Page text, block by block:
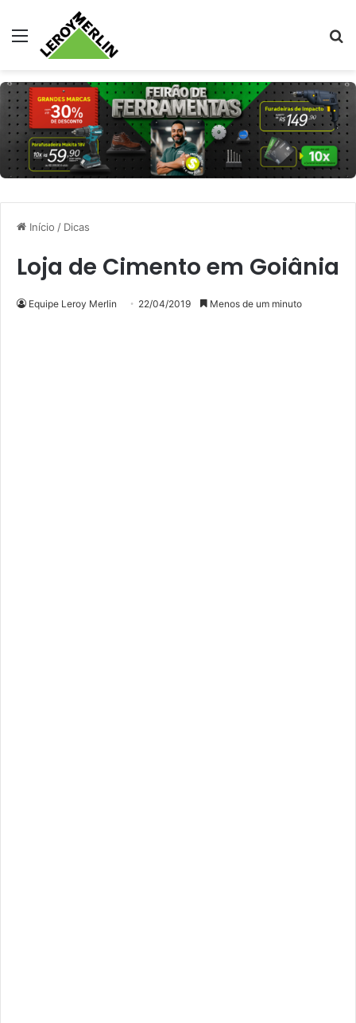
Menu
Início / Dicas
Loja de Cimento em Goiânia
Equipe Leroy Merlin 22/04/2019 Menos de um minuto